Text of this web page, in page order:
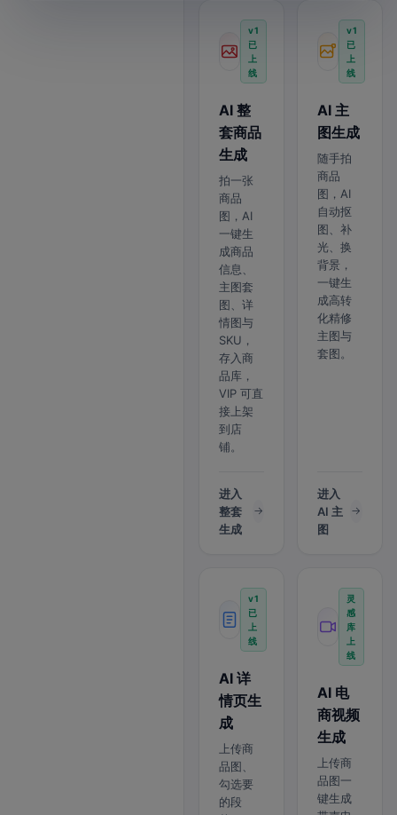
v1
已
上
线
AI 整
套商品
生成
拍一张
商品
图，AI
一键生
成商品
信息、
主图套
图、详
情图与
SKU，
存入商
品库，
VIP 可直
接上架
到店
铺。
进入
整套
生成
v1
已
上
线
AI 主
图生成
随手拍
商品
图，AI
自动抠
图、补
光、换
背景，
一键生
成高转
化精修
主图与
套图。
进入
AI 主
图
v1
已
上
线
AI 详
情页生
成
上传商
品图、
勾选要
的段
灵
感
库
上
线
AI 电
商视频
生成
上传商
品图一
键生成